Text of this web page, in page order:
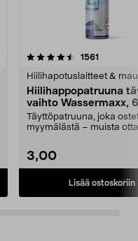
1561
Hiilihapotuslaitteet &
Hiilihappopatruuna
vaihto Wassermaxx,
Täyttöpatruuna, joka
myymälästä – muista
3,00
Lisää ostoskoriin
4.5viidestä